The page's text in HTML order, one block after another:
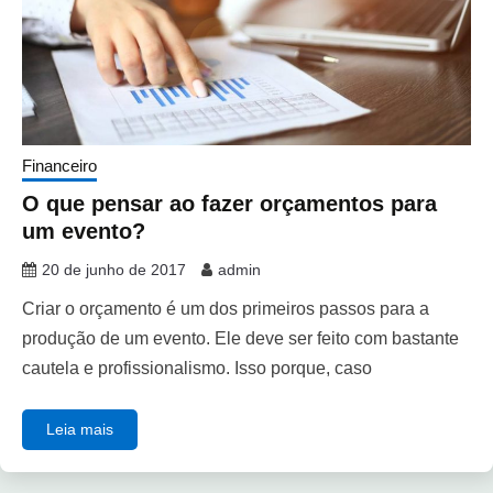
Financeiro
O que pensar ao fazer orçamentos para
um evento?
20 de junho de 2017 admin
Criar o orçamento é um dos primeiros passos para a
produção de um evento. Ele deve ser feito com bastante
cautela e profissionalismo. Isso porque, caso
Leia mais